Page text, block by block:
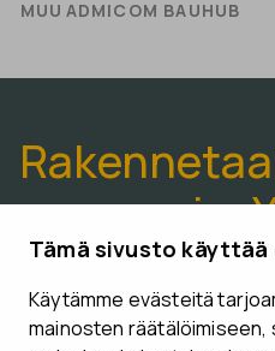
Tämä sivusto
Käytämme evästeitä
mainosten räätälöimiseen,
MUU ADMICOM BAUHUB
paremmin.
VARAA ESITTELYAIKA